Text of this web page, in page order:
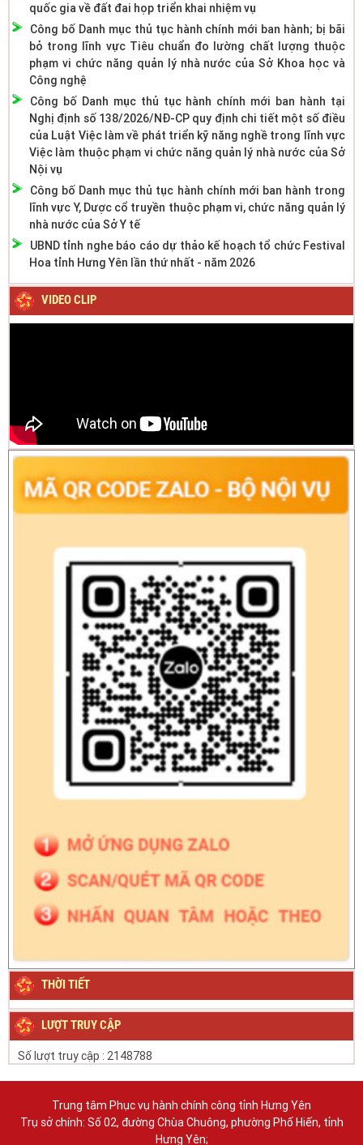
quốc gia về đất đai họp triển khai nhiệm vụ
Công bố Danh mục thủ tục hành chính mới ban hành; bị bãi
bỏ trong lĩnh vực Tiêu chuẩn đo lường chất lượng thuộc
phạm vi chức năng quản lý nhà nước của Sở Khoa học và
Công nghệ
Công bố Danh mục thủ tục hành chính mới ban hành tại
Nghị định số 138/2026/NĐ-CP quy định chi tiết một số điều
của Luật Việc làm về phát triển kỹ năng nghề trong lĩnh vực
Việc làm thuộc phạm vi chức năng quản lý nhà nước của Sở
Nội vụ
Công bố Danh mục thủ tục hành chính mới ban hành trong
lĩnh vực Y, Dược cổ truyền thuộc phạm vi, chức năng quản lý
nhà nước của Sở Y tế
UBND tỉnh nghe báo cáo dự thảo kế hoạch tổ chức Festival
Hoa tỉnh Hưng Yên lần thứ nhất - năm 2026
VIDEO CLIP
THỜI TIẾT
LƯỢT TRUY CẬP
Số lượt truy cập : 2148788
Trung tâm Phục vụ hành chính công tỉnh Hưng Yên
Trụ sở chính: Số 02, đường Chùa Chuông, phường Phố Hiến, tỉnh
Hưng Yên;